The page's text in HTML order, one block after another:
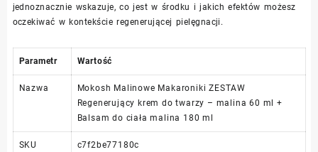
jednoznacznie wskazuje, co jest w środku i jakich efektów możesz
oczekiwać w kontekście regenerującej pielęgnacji.
Parametr Wartość
Nazwa
Mokosh Malinowe Makaroniki ZESTAW
Regenerujący krem do twarzy – malina 60 ml +
Balsam do ciała malina 180 ml
SKU c7f2be77180c